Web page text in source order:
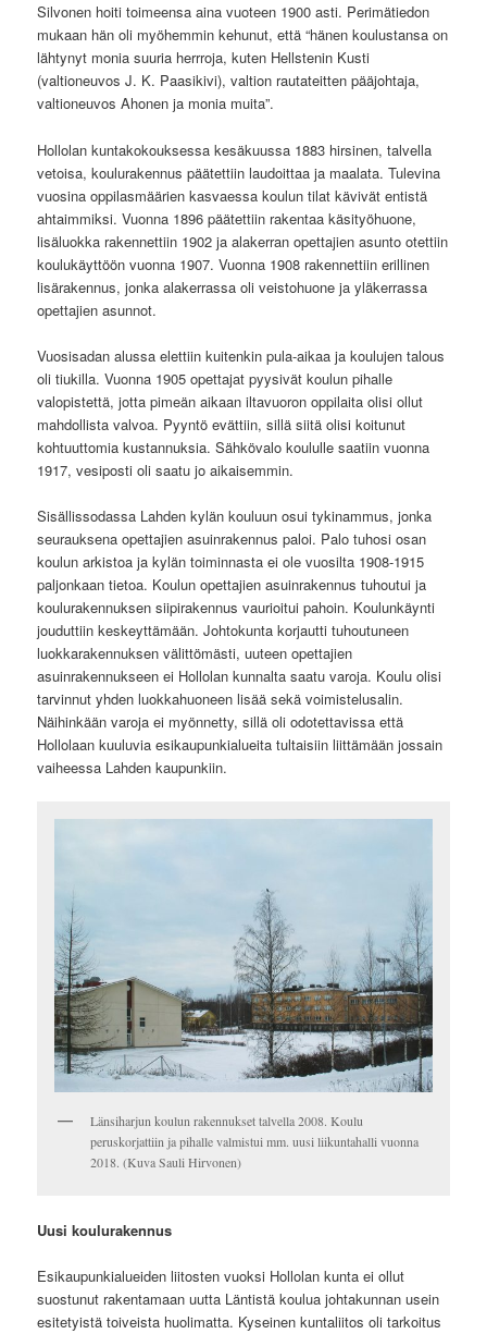
Silvonen hoiti toimeensa aina vuoteen 1900 asti. Perimätiedon
mukaan hän oli myöhemmin kehunut, että “hänen koulustansa on
lähtynyt monia suuria herrroja, kuten Hellstenin Kusti
(valtioneuvos J. K. Paasikivi), valtion rautateitten pääjohtaja,
valtioneuvos Ahonen ja monia muita”.
Hollolan kuntakokouksessa kesäkuussa 1883 hirsinen, talvella
vetoisa, koulurakennus päätettiin laudoittaa ja maalata. Tulevina
vuosina oppilasmäärien kasvaessa koulun tilat kävivät entistä
ahtaimmiksi. Vuonna 1896 päätettiin rakentaa käsityöhuone,
lisäluokka rakennettiin 1902 ja alakerran opettajien asunto otettiin
koulukäyttöön vuonna 1907. Vuonna 1908 rakennettiin erillinen
lisärakennus, jonka alakerrassa oli veistohuone ja yläkerrassa
opettajien asunnot.
Vuosisadan alussa elettiin kuitenkin pula-aikaa ja koulujen talous
oli tiukilla. Vuonna 1905 opettajat pyysivät koulun pihalle
valopistettä, jotta pimeän aikaan iltavuoron oppilaita olisi ollut
mahdollista valvoa. Pyyntö evättiin, sillä siitä olisi koitunut
kohtuuttomia kustannuksia. Sähkövalo koululle saatiin vuonna
1917, vesiposti oli saatu jo aikaisemmin.
Sisällissodassa Lahden kylän kouluun osui tykinammus, jonka
seurauksena opettajien asuinrakennus paloi. Palo tuhosi osan
koulun arkistoa ja kylän toiminnasta ei ole vuosilta 1908-1915
paljonkaan tietoa. Koulun opettajien asuinrakennus tuhoutui ja
koulurakennuksen siipirakennus vaurioitui pahoin. Koulunkäynti
jouduttiin keskeyttämään. Johtokunta korjautti tuhoutuneen
luokkarakennuksen välittömästi, uuteen opettajien
asuinrakennukseen ei Hollolan kunnalta saatu varoja. Koulu olisi
tarvinnut yhden luokkahuoneen lisää sekä voimistelusalin.
Näihinkään varoja ei myönnetty, sillä oli odotettavissa että
Hollolaan kuuluvia esikaupunkialueita tultaisiin liittämään jossain
vaiheessa Lahden kaupunkiin.
Länsiharjun koulun rakennukset talvella 2008. Koulu
peruskorjattiin ja pihalle valmistui mm. uusi liikuntahalli vuonna
2018. (Kuva Sauli Hirvonen)
Uusi koulurakennus
Esikaupunkialueiden liitosten vuoksi Hollolan kunta ei ollut
suostunut rakentamaan uutta Läntistä koulua johtakunnan usein
esitetyistä toiveista huolimatta. Kyseinen kuntaliitos oli tarkoitus